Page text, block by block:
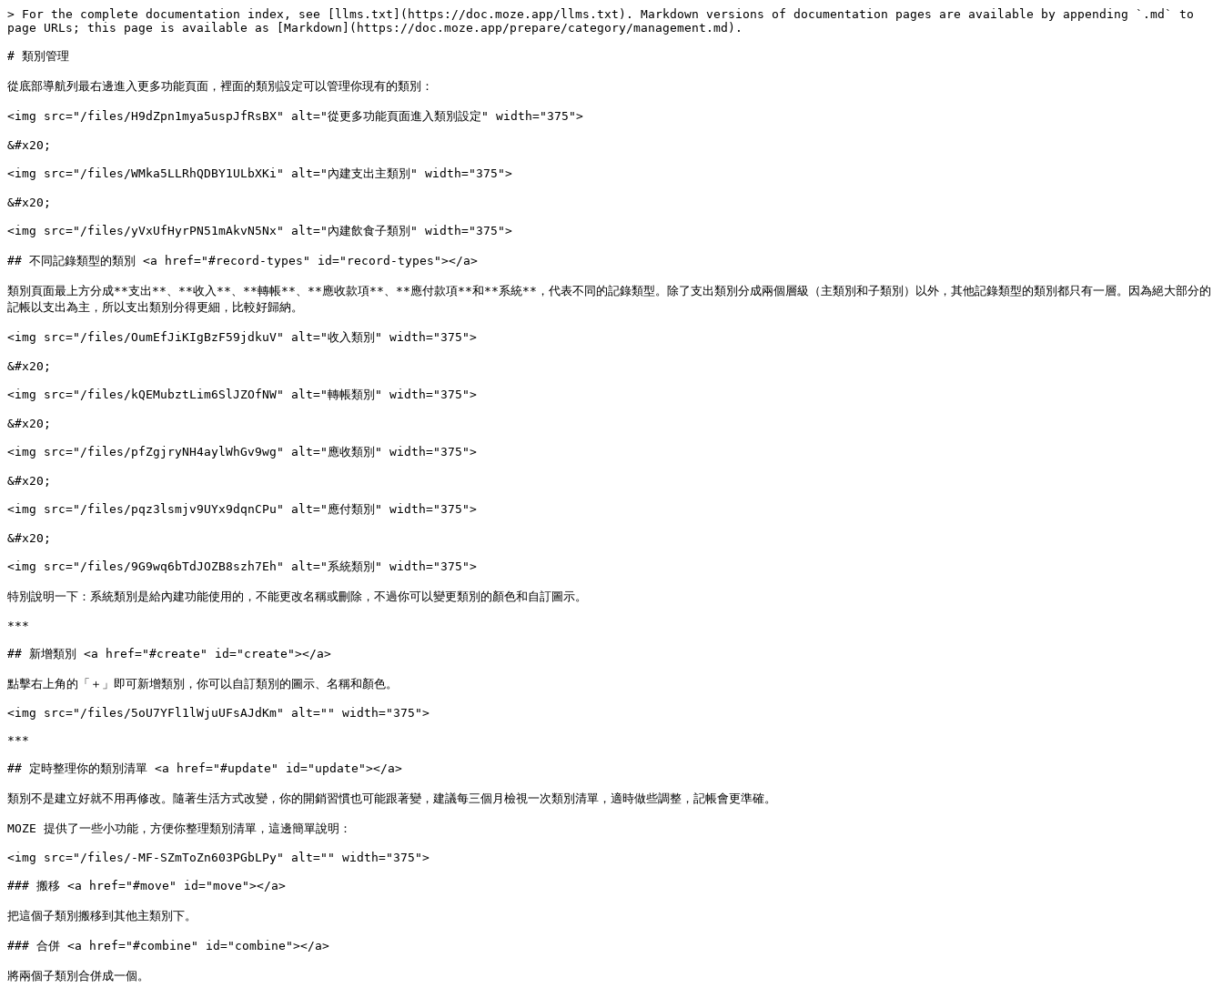
> For the complete documentation index, see [llms.txt](https://doc.moze.app/llms.txt). Markdown versions of documentation pages are available by appending `.md` to
page URLs; this page is available as [Markdown](https://doc.moze.app/prepare/category/management.md).
# 類別管理
從底部導航列最右邊進入更多功能頁面，裡面的類別設定可以管理你現有的類別：
<img src="/files/H9dZpn1mya5uspJfRsBX" alt="從更多功能頁面進入類別設定" width="375">
&#x20;
<img src="/files/WMka5LLRhQDBY1ULbXKi" alt="內建支出主類別" width="375">
&#x20;
<img src="/files/yVxUfHyrPN51mAkvN5Nx" alt="內建飲食子類別" width="375">
## 不同記錄類型的類別 <a href="#record-types" id="record-types"></a>
類別頁面最上方分成**支出**、**收入**、**轉帳**、**應收款項**、**應付款項**和**系統**，代表不同的記錄類型。除了支出類別分成兩個層級（主類別和子類別）以外，其他記錄類型的類別都只有一層。因為絕大部分的
記帳以支出為主，所以支出類別分得更細，比較好歸納。
<img src="/files/OumEfJiKIgBzF59jdkuV" alt="收入類別" width="375">
&#x20;
<img src="/files/kQEMubztLim6SlJZOfNW" alt="轉帳類別" width="375">
&#x20;
<img src="/files/pfZgjryNH4aylWhGv9wg" alt="應收類別" width="375">
&#x20;
<img src="/files/pqz3lsmjv9UYx9dqnCPu" alt="應付類別" width="375">
&#x20;
<img src="/files/9G9wq6bTdJOZB8szh7Eh" alt="系統類別" width="375">
特別說明一下：系統類別是給內建功能使用的，不能更改名稱或刪除，不過你可以變更類別的顏色和自訂圖示。
***
## 新增類別 <a href="#create" id="create"></a>
點擊右上角的「＋」即可新增類別，你可以自訂類別的圖示、名稱和顏色。
<img src="/files/5oU7YFl1lWjuUFsAJdKm" alt="" width="375">
***
## 定時整理你的類別清單 <a href="#update" id="update"></a>
類別不是建立好就不用再修改。隨著生活方式改變，你的開銷習慣也可能跟著變，建議每三個月檢視一次類別清單，適時做些調整，記帳會更準確。
MOZE 提供了一些小功能，方便你整理類別清單，這邊簡單說明：
<img src="/files/-MF-SZmToZn603PGbLPy" alt="" width="375">
### 搬移 <a href="#move" id="move"></a>
把這個子類別搬移到其他主類別下。
### 合併 <a href="#combine" id="combine"></a>
將兩個子類別合併成一個。